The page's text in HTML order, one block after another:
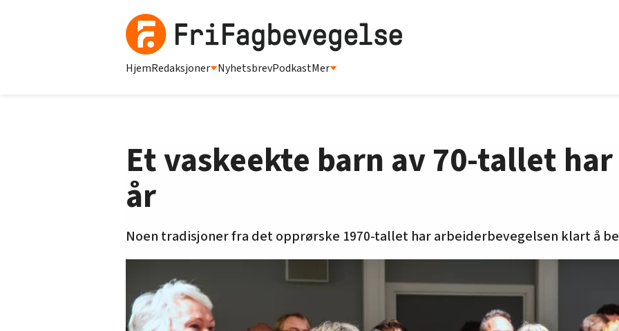
HjemRedaksjoner NyhetsbrevPodkastMer
Et vaskeekte barn av 70-tallet
år
Noen tradisjoner fra det opprørske 1970-tallet har arbeiderbevegelsen klart å